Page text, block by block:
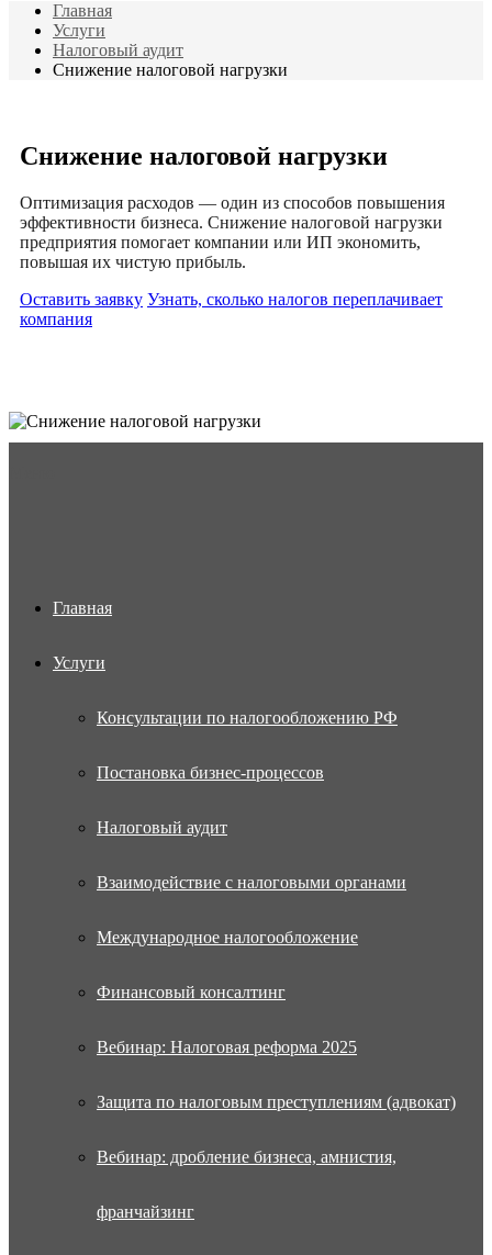
Главная
Услуги
Налоговый аудит
Снижение налоговой нагрузки
Снижение налоговой нагрузки
Оптимизация расходов — один из способов повышения
эффективности бизнеса. Снижение налоговой нагрузки
предприятия помогает компании или ИП экономить,
повышая их чистую прибыль.
Оставить заявку Узнать, сколько налогов переплачивает
компания
Главная
Услуги
Консультации по налогообложению РФ
Постановка бизнес-процессов
Налоговый аудит
Взаимодействие с налоговыми органами
Международное налогообложение
Финансовый консалтинг
Вебинар: Налоговая реформа 2025
Защита по налоговым преступлениям (адвокат)
Вебинар: дробление бизнеса, амнистия,
франчайзинг